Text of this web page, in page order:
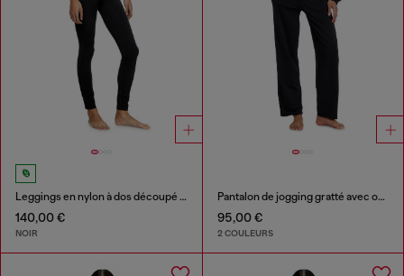
Leggings en nylon à dos découpé Oval D
140,00 €
NOIR
Pantalon de jogging gratté avec ourlets francs
95,00 €
2 COULEURS